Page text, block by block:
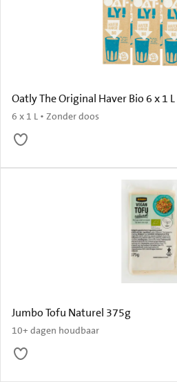
Oatly The Original Haver Bio 6 x 1 L
6 x 1 L • Zonder doos
Jumbo Tofu Naturel 375g
10+ dagen houdbaar